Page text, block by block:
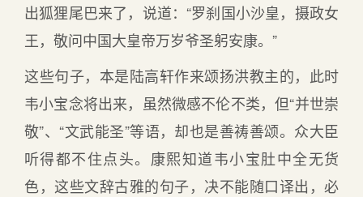
出狐狸尾巴来了，说道：“罗刹国小沙皇，摄政女
王，敬问中国大皇帝万岁爷圣躬安康。”
这些句子，本是陆高轩作来颂扬洪教主的，此时
韦小宝念将出来，虽然微感不伦不类，但“并世崇
敬”、“文武能圣”等语，却也是善祷善颂。众大臣
听得都不住点头。康熙知道韦小宝肚中全无货
色，这些文辞古雅的句子，决不能随口译出，必